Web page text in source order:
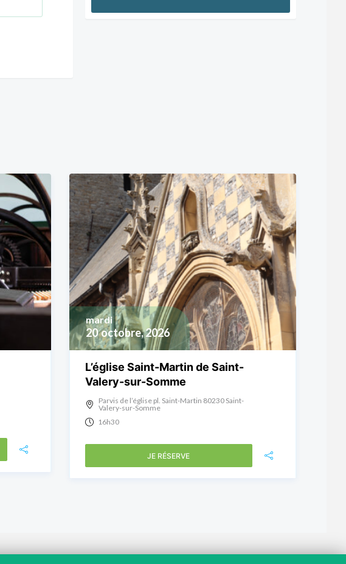
20 octobre, 2026
mardi
L’église Saint-Martin de Saint-
Valery-sur-Somme
Parvis de l’église pl. Saint-Martin 80230 Saint-
Valery-sur-Somme
16h30
JE RÉSERVE